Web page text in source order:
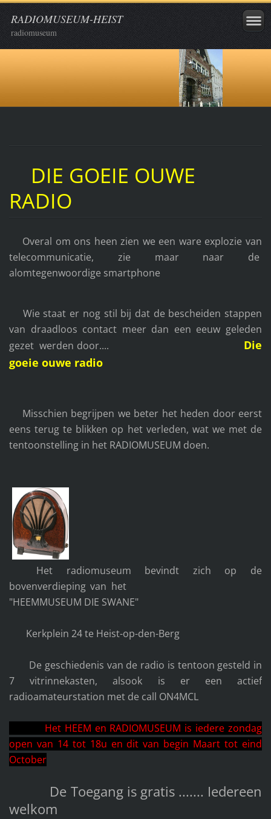
RADIOMUSEUM-HEIST
radiomuseum
DIE GOEIE OUWE
RADIO
Overal om ons heen zien we een ware explozie van
telecommunicatie, zie maar naar de
alomtegenwoordige smartphone
Wie staat er nog stil bij dat de bescheiden stappen
van draadloos contact meer dan een eeuw geleden
gezet werden door.... Die
goeie ouwe radio
Misschien begrijpen we beter het heden door eerst
eens terug te blikken op het verleden, wat we met de
tentoonstelling in het RADIOMUSEUM doen.
Het radiomuseum bevindt zich op de
bovenverdieping van het
"HEEMMUSEUM DIE SWANE"
Kerkplein 24 te Heist-op-den-Berg
De geschiedenis van de radio is tentoon gesteld in
7 vitrinnekasten, alsook is er een actief
radioamateurstation met de call ON4MCL
Het HEEM en RADIOMUSEUM is iedere zondag
open van 14 tot 18u en dit van begin Maart tot eind
October
De Toegang is gratis ....... Iedereen
welkom